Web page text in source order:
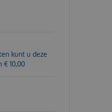
kunt u deze
10,00